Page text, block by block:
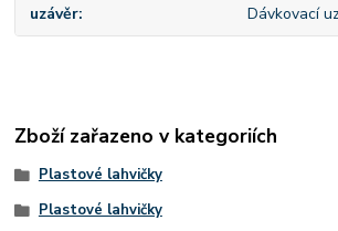
uzávěr Dávkovací
Zboží zařazeno v kategoriích
Plastové lahvičky
Plastové lahvičky